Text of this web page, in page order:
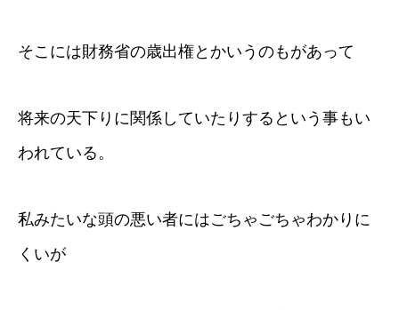
そこには財務省の歳出権とかいうのもがあって
将来の天下りに関係していたりするという事もい
われている。
私みたいな頭の悪い者にはごちゃごちゃわかりに
くいが